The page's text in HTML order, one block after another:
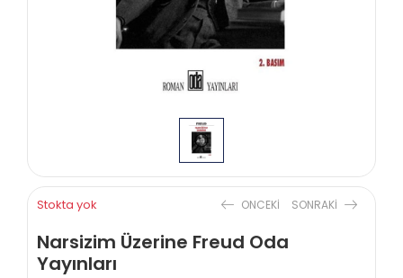
Stokta yok ONCEKI SONRAKI
Narsizim Üzerine Freud Oda
Yayınları